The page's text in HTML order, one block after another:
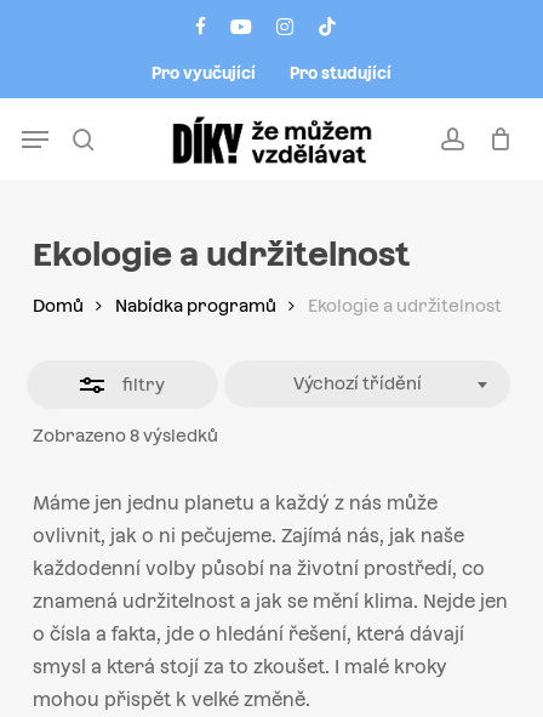
facebookyoutubeinstagram
tiktok
Pro vyučující Pro studující
account
Menu
Ekologie a udržitelnost
Domů Nabídka programů Ekologie a udržitelnost
filtry
Zobrazeno 8 výsledků
Výchozí třídění
Máme jen jednu planetu a každý z nás může
ovlivnit, jak o ni pečujeme. Zajímá nás, jak naše
každodenní volby působí na životní prostředí, co
znamená udržitelnost a jak se mění klima. Nejde jen
o čísla a fakta, jde o hledání řešení, která dávají
smysl a která stojí za to zkoušet. I malé kroky
mohou přispět k velké změně.